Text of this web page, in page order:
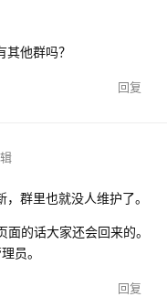
他群吗？
回复
群里也就没人维护了。
的话大家还会回来的。
员。
回复